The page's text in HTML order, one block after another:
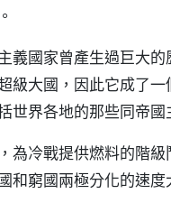
義國家曾產生過巨大
級大國，因此它成了
世界各地的那些同帝
為冷戰提供燃料的階
和窮國兩極分化的速